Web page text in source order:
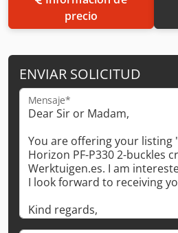
precio
ENVIAR SOLICITUD
Mensaje*